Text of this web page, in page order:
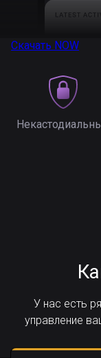
Скачать NOW
У нас есть
управление